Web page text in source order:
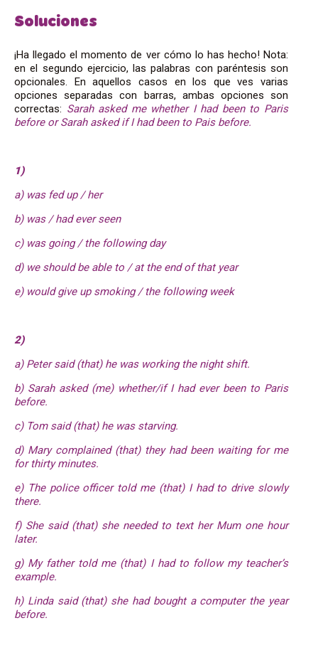
Soluciones
¡Ha llegado el momento de ver cómo lo has hecho! Nota:
en el segundo ejercicio, las palabras con paréntesis son
opcionales. En aquellos casos en los que ves varias
opciones separadas con barras, ambas opciones son
correctas: Sarah asked me whether I had been to Paris
before or Sarah asked if I had been to Pais before.
1)
a) was fed up / her
b) was / had ever seen
c) was going / the following day
d) we should be able to / at the end of that year
e) would give up smoking / the following week
2)
a) Peter said (that) he was working the night shift.
b) Sarah asked (me) whether/if I had ever been to Paris
before.
c) Tom said (that) he was starving.
d) Mary complained (that) they had been waiting for me
for thirty minutes.
e) The police officer told me (that) I had to drive slowly
there.
f) She said (that) she needed to text her Mum one hour
later.
g) My father told me (that) I had to follow my teacher’s
example.
h) Linda said (that) she had bought a computer the year
before.